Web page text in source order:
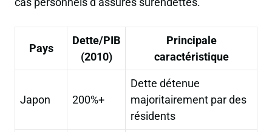
Pays
Dette/PIB
(2010)
Principale
caractéristique
Japon 200%+
Dette détenue
majoritairement par des
résidents